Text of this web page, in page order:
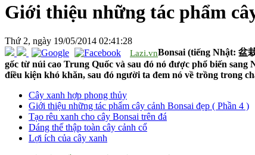
Giới thiệu những tác phẩm
Thứ 2, ngày 19/05/2014 02:41:28
Lazi.vnBonsai (tiếng Nhật: 盆
gốc từ núi cao Trung Quốc và sau đó nó được phổ biến
điều kiện khó khăn, sau đó người ta đem nó về trồng trong
Cây xanh hợp phong thủy
Giới thiệu những tác phẩm cây cảnh Bonsai đẹp ( Phần 4 )
Tạo rêu xanh cho cây Bonsai trên đá
Dáng thế thập toàn cây cảnh cổ
Lợi ích của cây xanh